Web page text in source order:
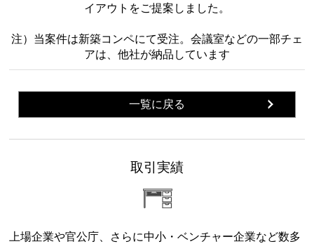
イアウトをご提案しました。
注）当案件は新築コンペにて受注。会議室などの一部チェ
アは、他社が納品しています
一覧に戻る
取引実績
上場企業や官公庁、さらに中小・ベンチャー企業など数多